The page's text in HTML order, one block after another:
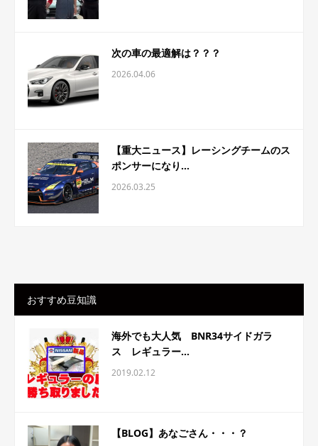
次の車の最適解は？？？
2026.04.06
【重大ニュース】レーシングチームのス
ポンサーになり...
2026.03.25
おすすめ豆知識
海外でも大人気 BNR34サイドガラ
ス レギュラー...
2019.02.12
【BLOG】あなごさん・・・？